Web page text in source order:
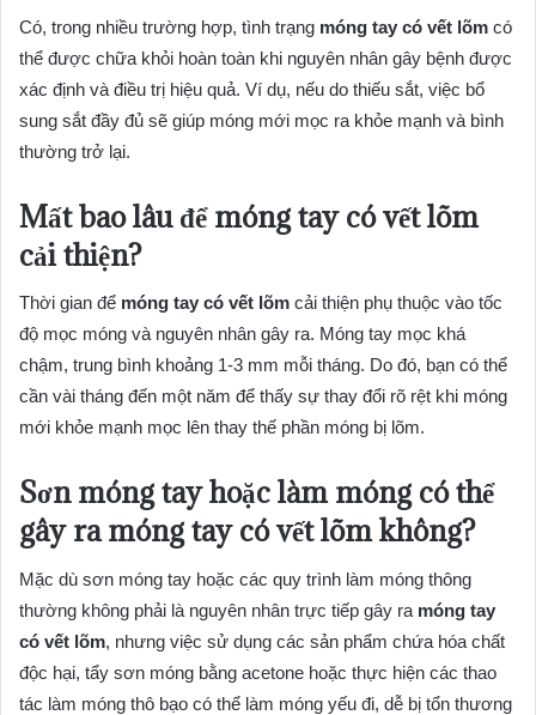
Có, trong nhiều trường hợp, tình trạng móng tay có vết lõm có
thể được chữa khỏi hoàn toàn khi nguyên nhân gây bệnh được
xác định và điều trị hiệu quả. Ví dụ, nếu do thiếu sắt, việc bổ
sung sắt đầy đủ sẽ giúp móng mới mọc ra khỏe mạnh và bình
thường trở lại.
Mất bao lâu để móng tay có vết lõm
cải thiện?
Thời gian để móng tay có vết lõm cải thiện phụ thuộc vào tốc
độ mọc móng và nguyên nhân gây ra. Móng tay mọc khá
chậm, trung bình khoảng 1-3 mm mỗi tháng. Do đó, bạn có thể
cần vài tháng đến một năm để thấy sự thay đổi rõ rệt khi móng
mới khỏe mạnh mọc lên thay thế phần móng bị lõm.
Sơn móng tay hoặc làm móng có thể
gây ra móng tay có vết lõm không?
Mặc dù sơn móng tay hoặc các quy trình làm móng thông
thường không phải là nguyên nhân trực tiếp gây ra móng tay
có vết lõm, nhưng việc sử dụng các sản phẩm chứa hóa chất
độc hại, tẩy sơn móng bằng acetone hoặc thực hiện các thao
tác làm móng thô bạo có thể làm móng yếu đi, dễ bị tổn thương